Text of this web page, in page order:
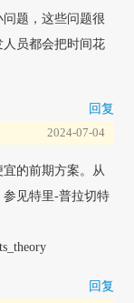
题，这些问题很
员都会把时间花
回复
2024-07-04
的前期方案。从
见特里-普拉切特
回复